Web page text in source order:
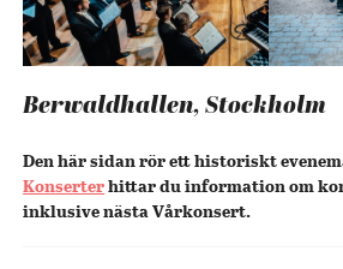
Berwaldhallen, Stockholm
Den här sidan rör ett historiskt
Konserterhittar du information om
inklusive nästa Vårkonsert.